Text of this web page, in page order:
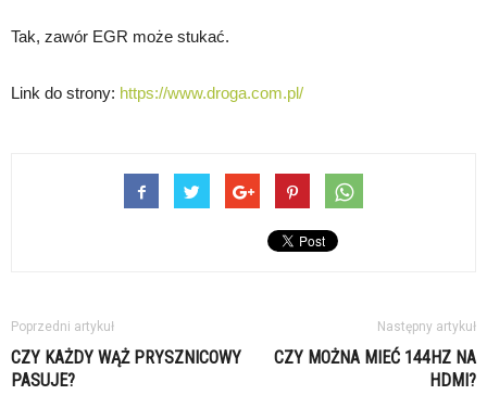
Tak, zawór EGR może stukać.
Link do strony: https://www.droga.com.pl/
Poprzedni artykuł
CZY KAŻDY WĄŻ PRYSZNICOWY
PASUJE?
Następny artykuł
CZY MOŻNA MIEĆ 144HZ NA
HDMI?